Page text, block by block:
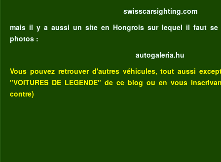
swisscarsighting.com
mais il y a aussi un site en Hongrois sur lequel il faut se
photos :
autogaleria.hu
Vous pouvez retrouver d'autres véhicules, tout aussi
"VOITURES DE LEGENDE" de ce blog ou en vous
contre)